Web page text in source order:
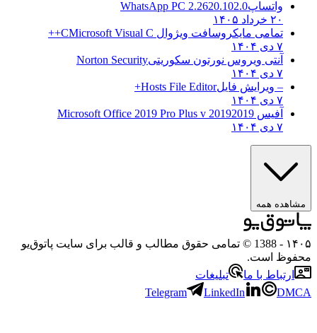
واتساپWhatsApp PC 2.2620.102.0
۲۰ خرداد ۱۴۰۵
تمامی مایکروسافت ویژوال C Microsoft Visual C++
۷ دی ۱۴۰۴
آنتی ویروس نورتون سکوریتیNorton Security
۷ دی ۱۴۰۴
– ویرایش فایلHosts File Editor+
۷ دی ۱۴۰۴
آفیس 2019 2019 Microsoft Office 2019 Pro Plus v
۷ دی ۱۴۰۴
مشاهده همه
۱۴۰۵
- 1388 © تمامی حقوق مطالب و قالب برای سایت پاتوق‌یو
محفوظ است.
ارتباط با ما
تبلیغات
Telegram
LinkedIn DMCA